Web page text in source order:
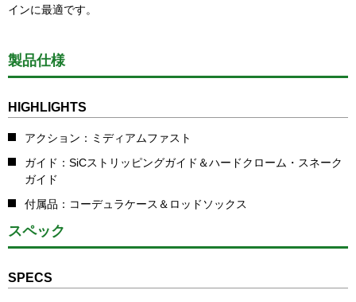
インに最適です。
製品仕様
HIGHLIGHTS
アクション：ミディアムファスト
ガイド：SiCストリッピングガイド＆ハードクローム・スネーク
ガイド
付属品：コーデュラケース＆ロッドソックス
スペック
SPECS